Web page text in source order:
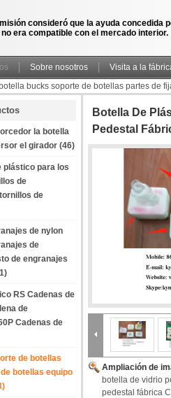
consideró que la ayuda concedida
no era compatible con el mercado interior.
Sobre nosotros Visita a la
botella bucks soporte de botellas partes de
la botella
el girador (46)
plástico para los
de
de
de nylon
de
de engranajes
RS Cadenas de
de
Cadenas de
de botellas
botellas equipo
Botella De
Pedestal
Ampliación de
botella de vidrio
pedestal fábrica